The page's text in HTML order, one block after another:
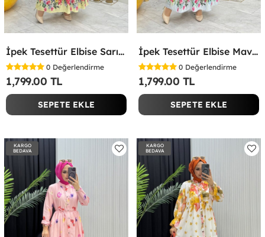
İpek Tesettür Elbise Sarı Sarı
0 Değerlendirme
1,799.00 TL
SEPETE EKLE
İpek Tesettür Elbise Mavi Mavi
0 Değerlendirme
1,799.00 TL
SEPETE EKLE
KARGO
BEDAVA
KARGO
BEDAVA